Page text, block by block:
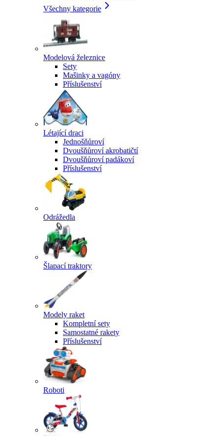
Všechny kategorie
Modelová železnice
Sety
Mašinky a vagóny
Příslušenství
Létající draci
Jednošňůroví
Dvoušňůroví akrobatičtí
Dvoušňůroví padákoví
Příslušenství
Odrážedla
Šlapací traktory
Modely raket
Kompletní sety
Samostatné rakety
Příslušenství
Roboti